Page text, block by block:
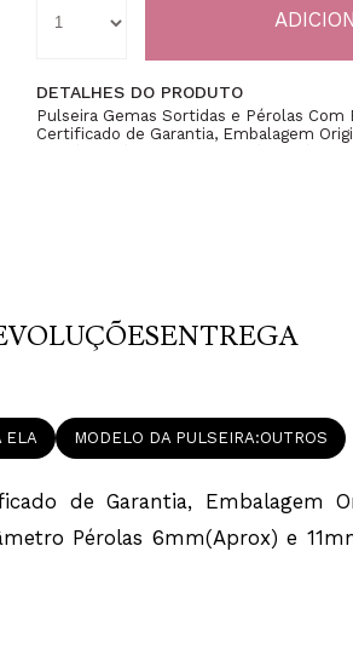
DETALHES DO PRODUTO
Pulseira Gemas Sortidas e Pérolas Com
Certificado de Garantia, Embalagem
ENTREGA
de Garantia, Embalagem
Pérolas 6mm(Aprox) e
ELA MODELO DA PULSEIRA OUTROS